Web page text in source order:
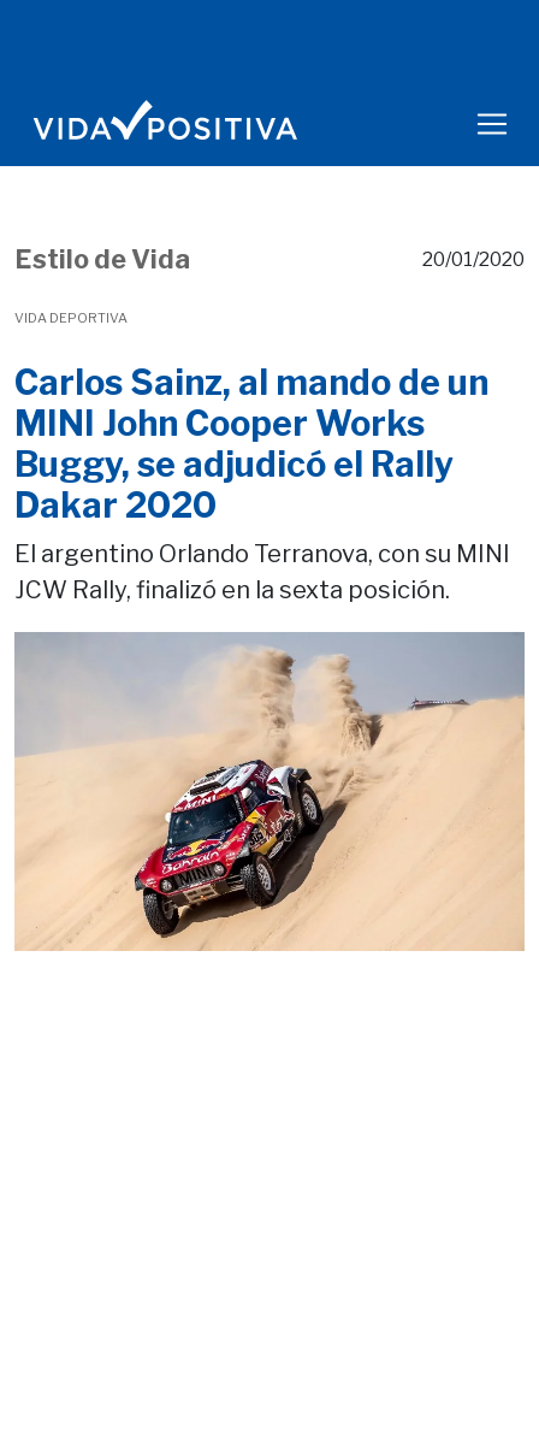
Estilo de Vida
VIDA DEPORTIVA
20/01/2020
Carlos Sainz, al mando de un
MINI John Cooper Works
Buggy, se adjudicó el Rally
Dakar 2020
El argentino Orlando Terranova, con su MINI
JCW Rally, finalizó en la sexta posición.